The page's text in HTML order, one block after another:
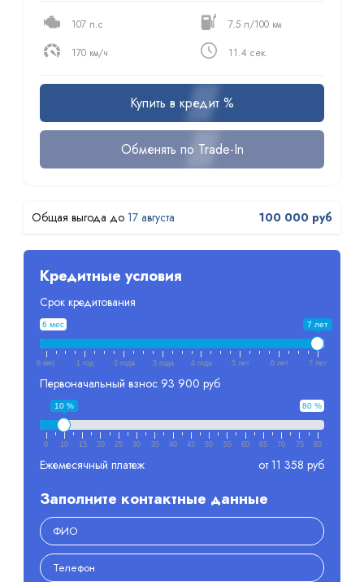
107 л.с
7.5 л/100 км
170 км/ч
11.4 сек.
Купить в кредит %
Обменять по Trade-In
17 августа 100 000 руб
Кредитные условия
Срок кредитования
6 мес 7 лет
6 мес 1 год 2 года 3 года 4 года 5 лет 6 лет 7 лет
Первоначальный взнос 93 900 руб
80 %
10 %
0 10 15 20 25 30 35 40 45 50 55 60 65 70 75 80
Ежемесячный платеж от 11 358 руб
Заполните контактные данные